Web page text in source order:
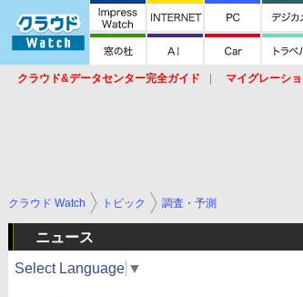
クラウド&データセンター完全ガイド マイグレーシ
クラウド Watch トピック 調査・予測
ニュース
Select Language ▼